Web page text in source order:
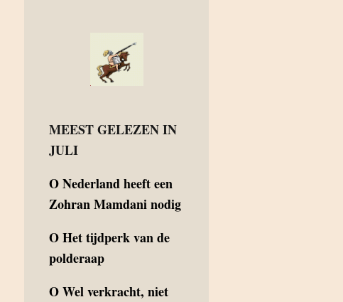
MEEST GELEZEN IN
JULI
ONederland heeft een
Zohran Mamdani nodig
OHet tijdperk van de
polderaap
OWel verkracht, niet